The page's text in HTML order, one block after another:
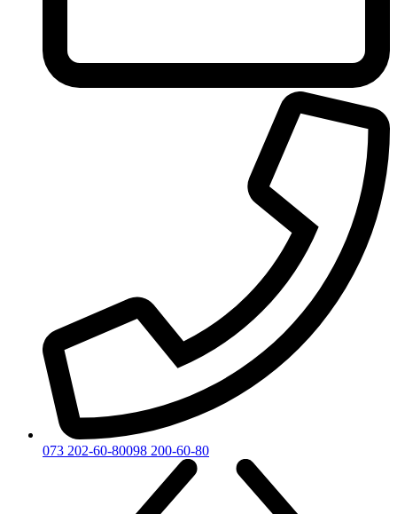
073 202-60-80098 200-60-80